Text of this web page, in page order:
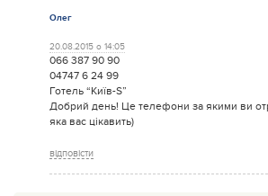
Олег
20.08.2015 о 14:05
066 387 90 90
04747 6 24 99
Готель “Київ-S”
Добрий день! Це телефони за якими ви
яка вас цікавить)
відповісти